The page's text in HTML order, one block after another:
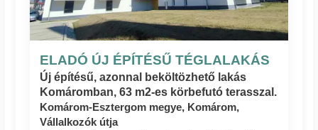
ELADÓ ÚJ ÉPÍTÉSŰ TÉGLALAKÁS
Új építésű, azonnal beköltözhető lakás
Komáromban, 63 m2-es körbefutó terasszal.
Komárom-Esztergom megye, Komárom,
Vállalkozók útja